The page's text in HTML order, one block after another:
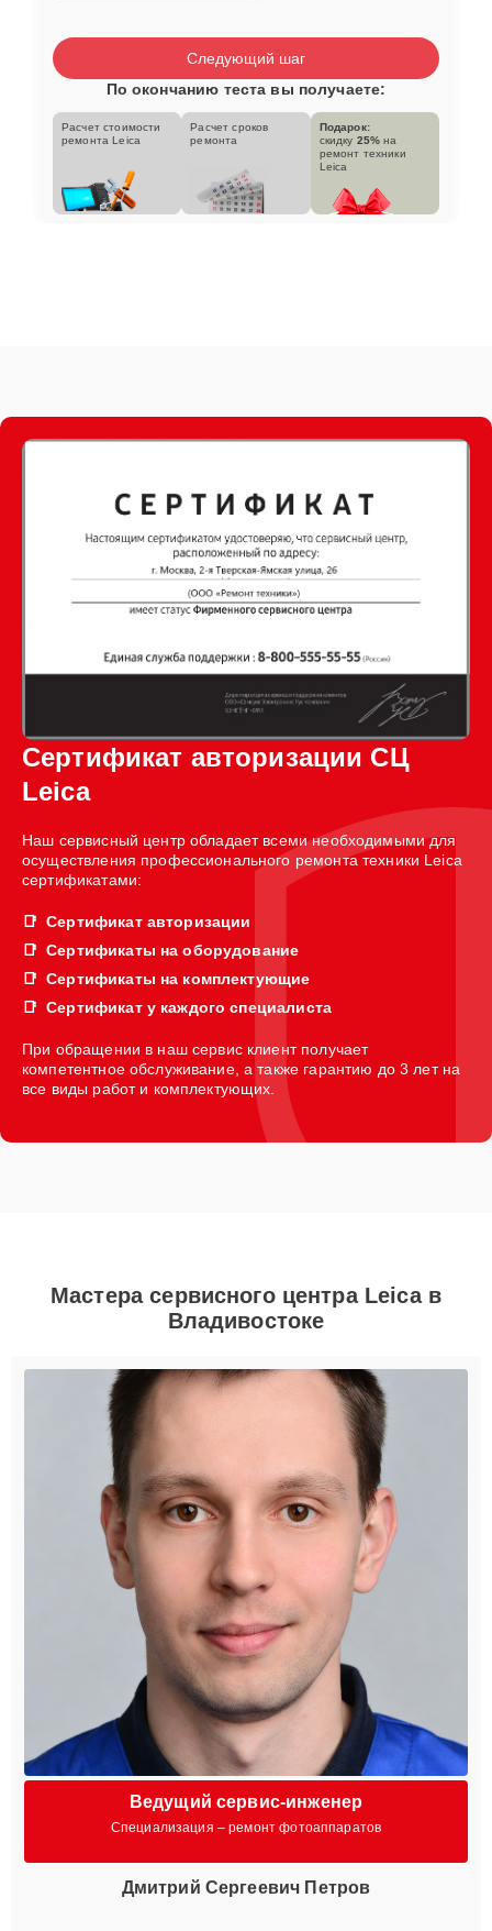
Следующий шаг
По окончанию теста вы получаете:
Расчет стоимости
ремонта Leica
Расчет сроков
ремонта
Подарок:
скидку 25% на
ремонт техники
Leica
Сертификат авторизации СЦ
Leica
Наш сервисный центр обладает всеми необходимыми для
осуществления профессионального ремонта техники Leica
сертификатами:
Сертификат авторизации
Сертификаты на оборудование
Сертификаты на комплектующие
Сертификат у каждого специалиста
При обращении в наш сервис клиент получает
компетентное обслуживание, а также гарантию до 3 лет на
все виды работ и комплектующих.
Мастера сервисного центра Leica в
Владивостоке
Ведущий сервис-инженер
Специализация – ремонт фотоаппаратов
Дмитрий Сергеевич Петров